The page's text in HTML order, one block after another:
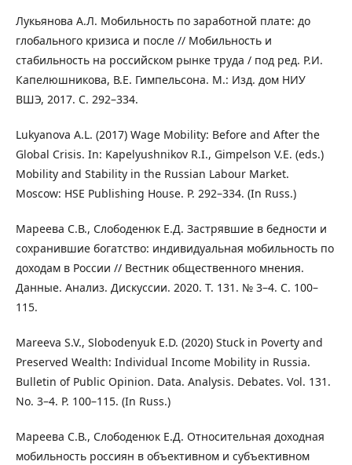
Лукьянова А.Л. Мобильность по заработной плате: до
глобального кризиса и после // Мобильность и
стабильность на российском рынке труда / под ред. Р.И.
Капелюшникова, В.Е. Гимпельсона. М.: Изд. дом НИУ
ВШЭ, 2017. С. 292–334.
Lukyanova A.L. (2017) Wage Mobility: Before and After the
Global Crisis. In: Kapelyushnikov R.I., Gimpelson V.E. (eds.)
Mobility and Stability in the Russian Labour Market.
Moscow: HSE Publishing House. P. 292–334. (In Russ.)
Мареева С.В., Слободенюк Е.Д. Застрявшие в бедности и
сохранившие богатство: индивидуальная мобильность по
доходам в России // Вестник общественного мнения.
Данные. Анализ. Дискуссии. 2020. Т. 131. № 3–4. С. 100–
115.
Mareeva S.V., Slobodenyuk E.D. (2020) Stuck in Poverty and
Preserved Wealth: Individual Income Mobility in Russia.
Bulletin of Public Opinion. Data. Analysis. Debates. Vol. 131.
No. 3–4. P. 100–115. (In Russ.)
Мареева С.В., Слободенюк Е.Д. Относительная доходная
мобильность россиян в объективном и субъективном